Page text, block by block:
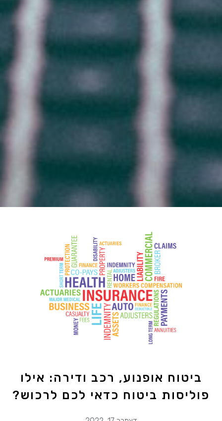
ביטוח אופנוע, רכב ודירה: אילו
פוליסות ביטוח כדאי לכם לרכוש?